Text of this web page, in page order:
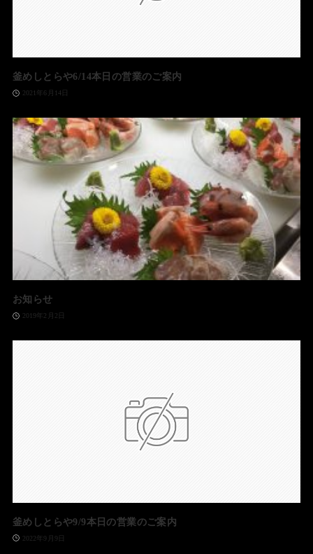
釜めしとらや6/14本日の営業のご案内
2021年6月14日
お知らせ
2019年2月2日
釜めしとらや9/9本日の営業のご案内
2022年9月9日